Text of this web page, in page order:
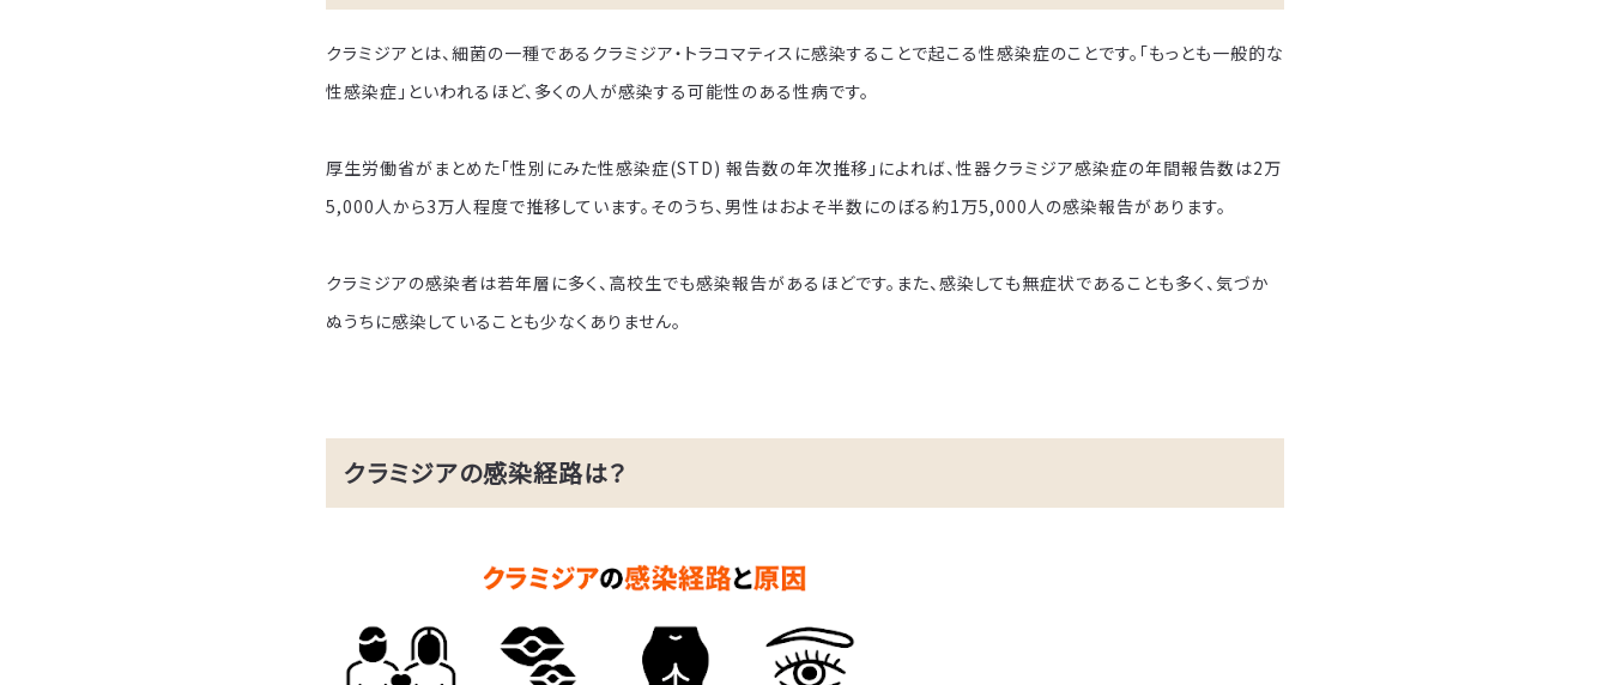
大阪梅田院 心斎橋院
クラミジアとは、細菌の一種であるクラミジア・トラコマティスに感染することで起こる性感染症のことです。「もっとも一般的な
性感染症」といわれるほど、多くの人が感染する可能性のある性病です。
厚生労働省がまとめた「性別にみた性感染症(STD) 報告数の年次推移」によれば、性器クラミジア感染症の年間報告数は2万
5,000人から3万人程度で推移しています。そのうち、男性はおよそ半数にのぼる約1万5,000人の感染報告があります。
クラミジアの感染者は若年層に多く、高校生でも感染報告があるほどです。また、感染しても無症状であることも多く、気づか
ぬうちに感染していることも少なくありません。
クラミジアの感染経路は？